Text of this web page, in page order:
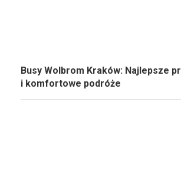
Busy Wolbrom Kraków: Najlepsze
i komfortowe podróże